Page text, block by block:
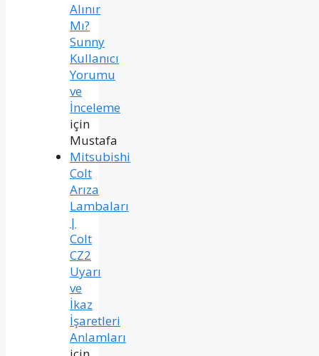
Alınır
Mı?
Sunny
Kullanıcı
Yorumu
ve
İnceleme
için
Mustafa
Mitsubishi
Colt
Arıza
Lambaları
|
Colt
CZ2
Uyarı
ve
İkaz
İşaretleri
Anlamları